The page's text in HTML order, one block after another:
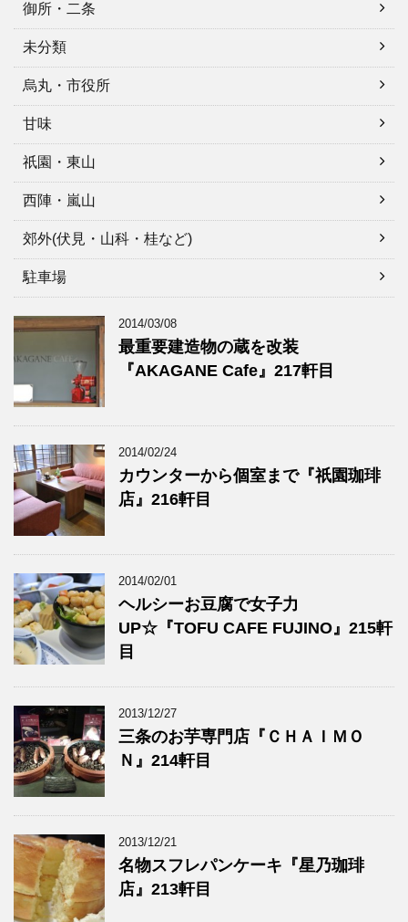
御所・二条
未分類
烏丸・市役所
甘味
祇園・東山
西陣・嵐山
郊外(伏見・山科・桂など)
駐車場
2014/03/08
最重要建造物の蔵を改装
『AKAGANE Cafe』217軒目
2014/02/24
カウンターから個室まで『祇園珈琲
店』216軒目
2014/02/01
ヘルシーお豆腐で女子力
UP☆『TOFU CAFE FUJINO』215軒
目
2013/12/27
三条のお芋専門店『ＣＨＡＩＭＯ
Ｎ』214軒目
2013/12/21
名物スフレパンケーキ『星乃珈琲
店』213軒目